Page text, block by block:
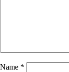
Name *